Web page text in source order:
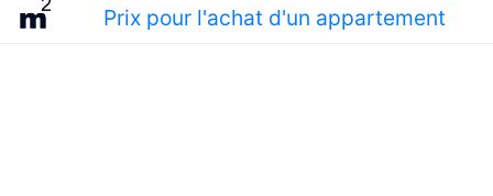
Prix pour l'achat d'un appartement